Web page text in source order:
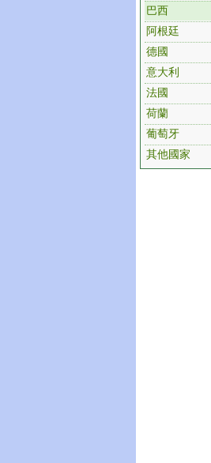
巴西
阿根廷
德國
意大利
法國
荷蘭
葡萄牙
其他國家